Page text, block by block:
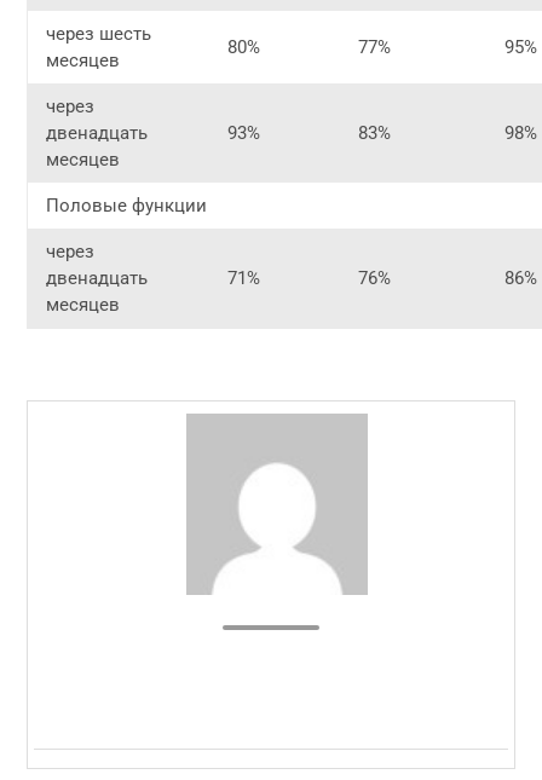
через шесть
месяцев
80% 77% 95%
через
двенадцать
месяцев
93% 83% 98%
Половые функции
через
двенадцать
месяцев
71% 76% 86%